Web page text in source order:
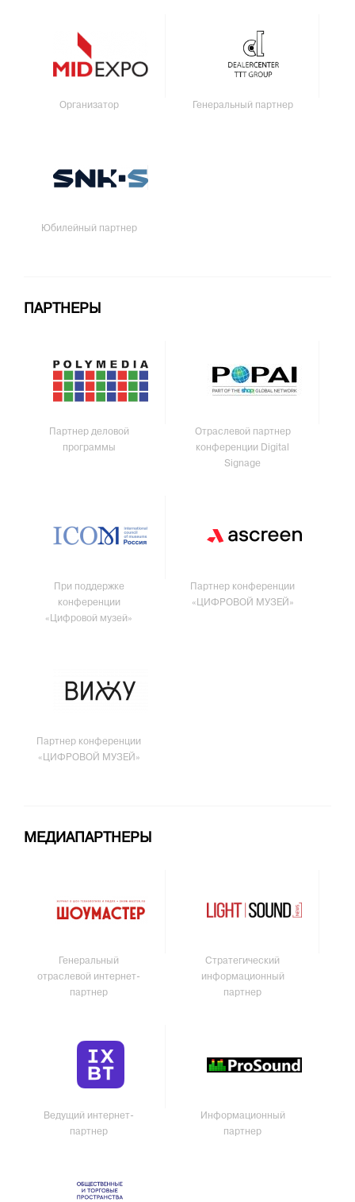
Организатор Генеральный партнер
Юбилейный партнер
ПАРТНЕРЫ
Партнер деловой
программы
Отраслевой партнер
конференции Digital
Signage
При поддержке
конференции
«Цифровой музей»
Партнер конференции
«ЦИФРОВОЙ МУЗЕЙ»
Партнер конференции
«ЦИФРОВОЙ МУЗЕЙ»
МЕДИАПАРТНЕРЫ
Генеральный
отраслевой интернет-
партнер
Стратегический
информационный
партнер
Ведущий интернет-
партнер
Информационный
партнер